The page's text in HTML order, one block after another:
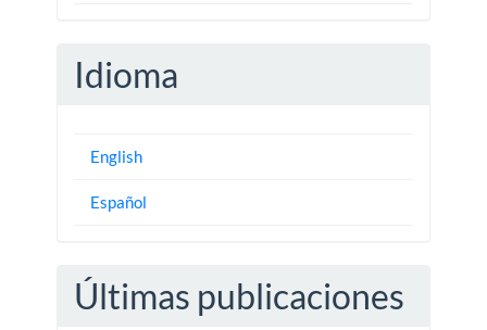
Idioma
English
Español
Últimas publicaciones